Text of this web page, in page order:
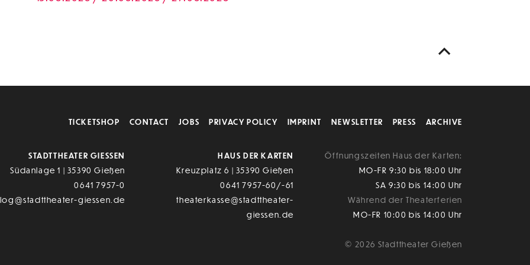
TICKETSHOP CONTACT JOBS PRIVACY POLICY IMPRINT NEWSLETTER PRESS ARCHIVE
STADTTHEATER GIESSEN
Südanlage 1 | 35390 Gießen
0641 7957-0
giessen.de
HAUS DER KARTEN
Kreuzplatz 6 | 35390 Gießen
0641 7957-60/-61
theaterkasse@stadttheater-
giessen.de
Öffnungszeiten Haus der Karten:
MO-FR 9:30 bis 18:00 Uhr
SA 9:30 bis 14:00 Uhr
Während der Theaterferien
MO-FR 10:00 bis 14:00 Uhr
© 2026 Stadttheater Gießen